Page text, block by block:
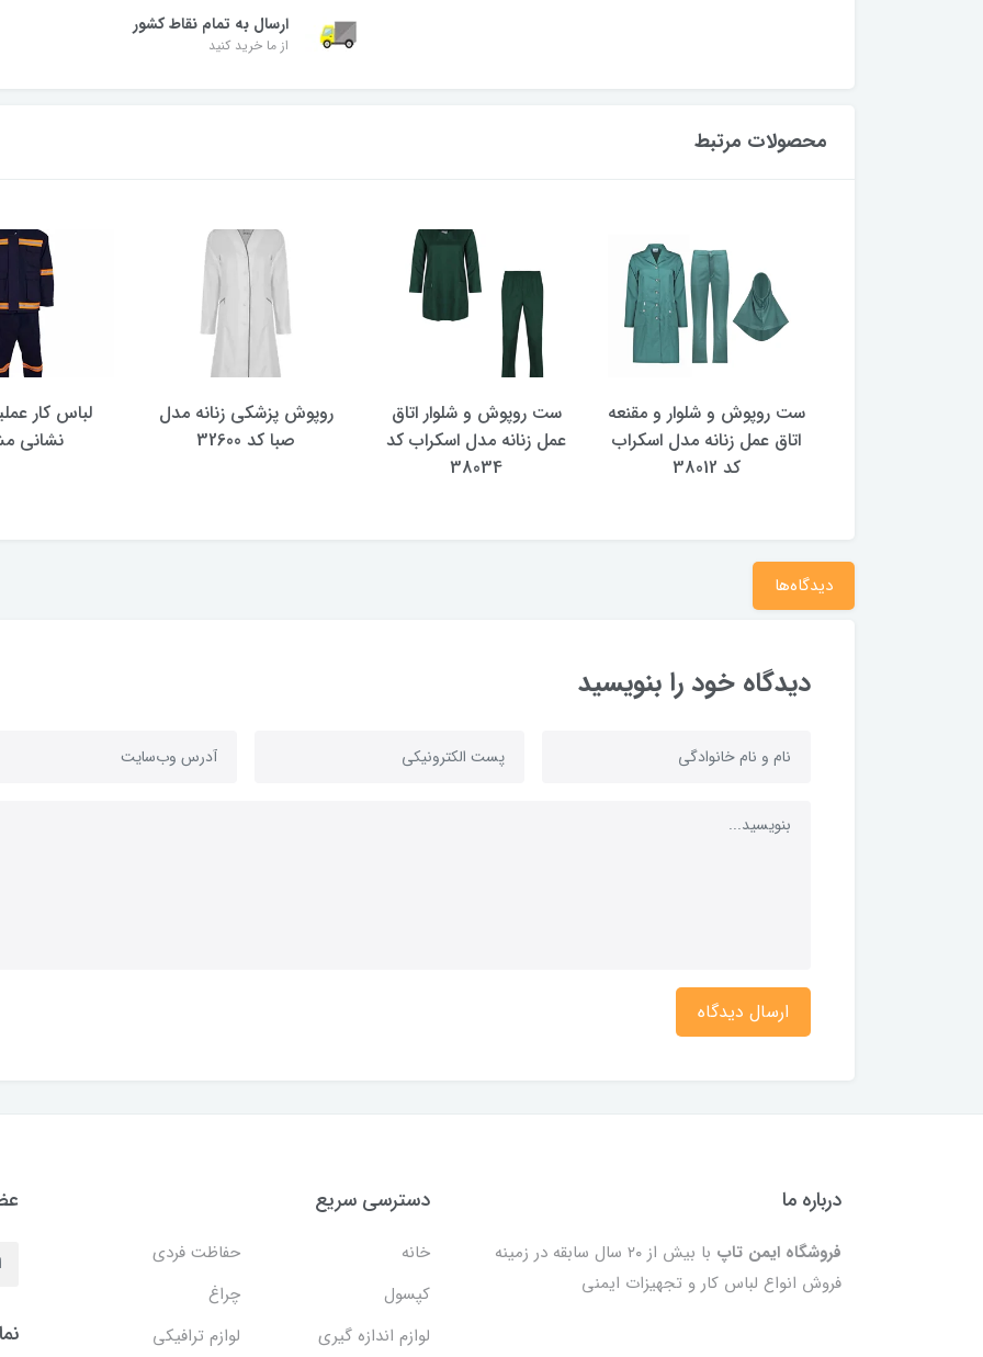
ارسال به تمام نقاط کشور
از ما خرید کنید
محصولات مرتبط
ست روپوش و شلوار و مقنعه
اتاق عمل زنانه مدل اسکراب
کد 38012
ست روپوش و شلوار اتاق
عمل زنانه مدل اسکراب کد
38034
روپوش پزشکی زنانه مدل
صبا کد 32600
لباس کار
نشانی
دیدگاه‌ها
دیدگاه خود را بنویسید
ارسال دیدگاه
درباره ما
فروشگاه ایمن تاپ
با بیش از ۲۰ سال سابقه در زمینه
فروش انواع لباس کار و تجهیزات ایمنی
دسترسی سریع
خانه
حفاظت فردی
کپسول
چراغ
لوازم اندازه گیری
لوازم ترافیکی